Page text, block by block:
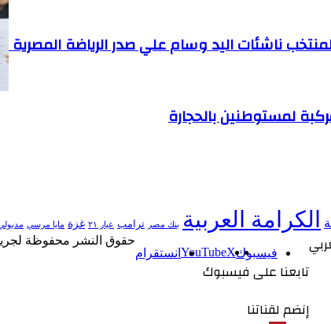
ناشئات اليد وسام علي صدر الرياضة المصرية
لمستوطنين بالحجارة
الكرامة العربية بنك مصر ترامب عيار ٢١ غزة مايا مرسي
فيسبوك‫X
‫YouTube انستقرام
تابعنا على فيسبوك
إنضم لقناتنا
حقوق النشر محفوظة